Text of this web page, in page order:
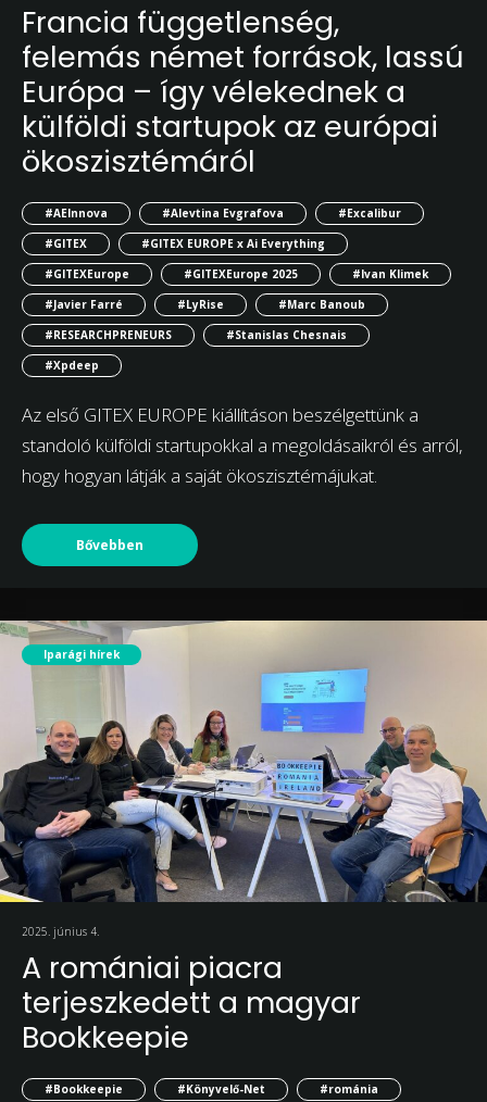
Francia függetlenség,
felemás német források, lassú
Európa – így vélekednek a
külföldi startupok az európai
ökoszisztémáról
#AEInnova #Alevtina Evgrafova
#Excalibur
#GITEX
#GITEX EUROPE x Ai Everything
#GITEXEurope
#GITEXEurope 2025
#Ivan Klimek
#Javier Farré
#LyRise
#Marc Banoub
#RESEARCHPRENEURS
#Stanislas Chesnais
#Xpdeep
Az első GITEX EUROPE kiállításon beszélgettünk a
standoló külföldi startupokkal a megoldásaikról és arról,
hogy hogyan látják a saját ökoszisztémájukat.
Bővebben
Iparági hírek
2025. június 4.
A romániai piacra
terjeszkedett a magyar
Bookkeepie
#Bookkeepie #Könyvelő-Net #románia